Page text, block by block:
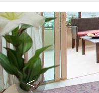
<